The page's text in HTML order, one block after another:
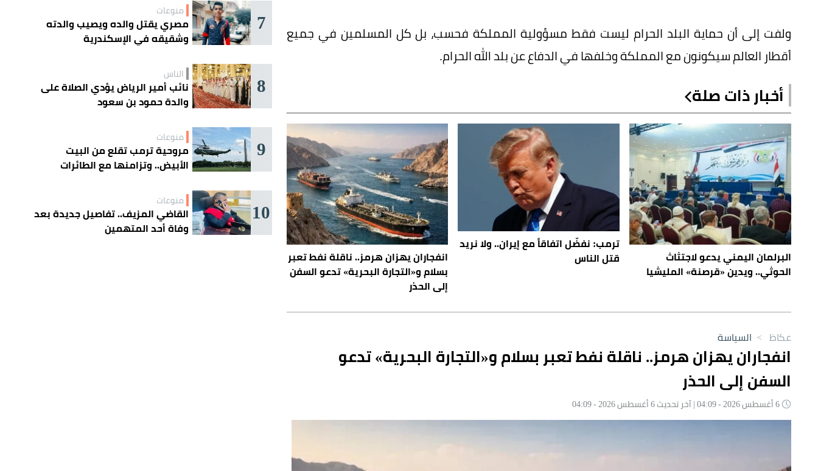
ولفت إلى أن حماية البلد الحرام ليست فقط مسؤولية المملكة فحسب، بل كل المسلمين في جميع
أقطار العالم سيكونون مع المملكة وخلفها في الدفاع عن بلد الله الحرام.
أخبار ذات صلة
البرلمان اليمني يدعو لاجتثاث
الحوثي.. ويدين «قرصنة» المليشيا
ترمب: نفضّل اتفاقاً مع إيران.. ولا نريد
قتل الناس
انفجاران يهزان هرمز.. ناقلة نفط تعبر
بسلام و«التجارة البحرية» تدعو السفن
إلى الحذر
7 منوعات
مصري يقتل والده ويصيب والدته
وشقيقه في الإسكندرية
8 الناس
نائب أمير الرياض يؤدي الصلاة على
والدة حمود بن سعود
9 منوعات
مروحية ترمب تقلع من البيت
الأبيض.. وتزامنها مع الطائرات
10 منوعات
القاضي المزيف.. تفاصيل جديدة بعد
وفاة أحد المتهمين
عكاظ > السياسة
انفجاران يهزان هرمز.. ناقلة نفط تعبر بسلام و«التجارة البحرية» تدعو
السفن إلى الحذر